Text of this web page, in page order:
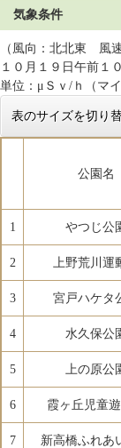
気象条件
（風向：北北東 風
１０月１９日午前１
単位：μＳｖ/ｈ（マ
表のサイズを切り
公園名
1 やつじ公
2 上野荒川運
3 宮戸ハケタ
4 水久保公
5 上の原公
6 霞ヶ丘児童
7 新高橋ふれあ